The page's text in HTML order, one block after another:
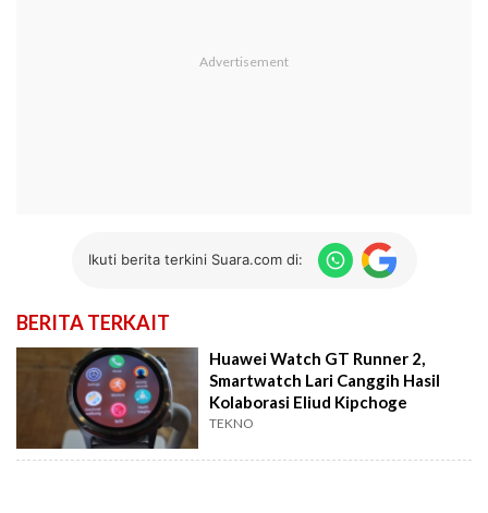
Ikuti berita terkini Suara.com di:
BERITA TERKAIT
Huawei Watch GT Runner 2,
Smartwatch Lari Canggih Hasil
Kolaborasi Eliud Kipchoge
TEKNO